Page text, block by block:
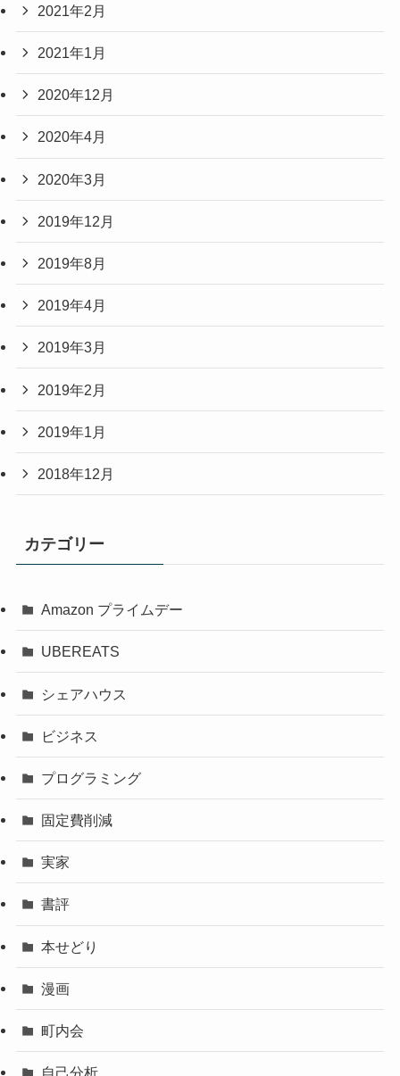
2021年2月
2021年1月
2020年12月
2020年4月
2020年3月
2019年12月
2019年8月
2019年4月
2019年3月
2019年2月
2019年1月
2018年12月
カテゴリー
Amazon プライムデー
UBEREATS
シェアハウス
ビジネス
プログラミング
固定費削減
実家
書評
本せどり
漫画
町内会
自己分析